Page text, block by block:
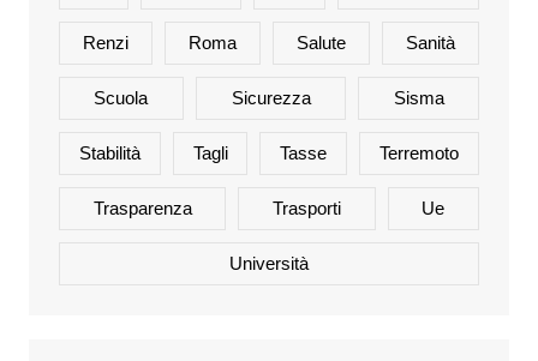
Renzi Roma Salute Sanità
Scuola Sicurezza Sisma
Stabilità Tagli Tasse Terremoto
Trasparenza Trasporti Ue
Università